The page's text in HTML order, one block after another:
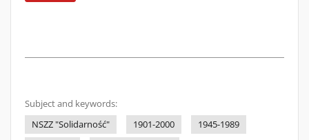
Subject and keywords:
NSZZ "Solidarność"
1901-2000
1945-1989